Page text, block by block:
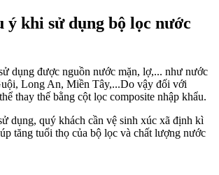
ý khi sử dụng bộ lọc nước
dụng được nguồn nước mặn, lợ,... như nước
Long An, Miền Tây,...Do vậy đối với
thay thế bằng cột lọc composite nhập khẩu.
dụng, quý khách cần vệ sinh xúc xã định kì
tăng tuổi thọ của bộ lọc và chất lượng nước